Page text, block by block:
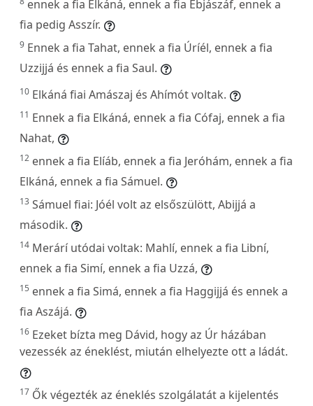
ennek a fia Elkáná, ennek a fia Ebjászáf, ennek a
fia pedig Asszír.
9 Ennek a fia Tahat, ennek a fia Úríél, ennek a fia
Uzzijjá és ennek a fia Saul.
10 Elkáná fiai Amászaj és Ahímót voltak.
11 Ennek a fia Elkáná, ennek a fia Cófaj, ennek a fia
Nahat,
12 ennek a fia Elíáb, ennek a fia Jeróhám, ennek a fia
Elkáná, ennek a fia Sámuel.
13 Sámuel fiai: Jóél volt az elsőszülött, Abijjá a
második.
14 Merárí utódai voltak: Mahlí, ennek a fia Libní,
ennek a fia Simí, ennek a fia Uzzá,
15 ennek a fia Simá, ennek a fia Haggijjá és ennek a
fia Aszájá.
16 Ezeket bízta meg Dávid, hogy az Úr házában
vezessék az éneklést, miután elhelyezte ott a ládát.
17 Ők végezték az éneklés szolgálatát a kijelentés